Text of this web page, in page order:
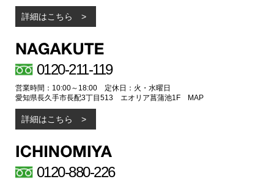
詳細はこちら
0120-211-119
営業時間：10:00～18:00 定休日：火・水曜日
愛知県長久手市長配3丁目513 エオリア菖蒲池1F MAP
詳細はこちら
0120-880-226